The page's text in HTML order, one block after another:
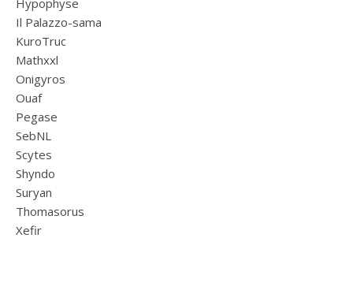
Hypophyse
Il Palazzo-sama
KuroTruc
Mathxxl
Onigyros
Ouaf
Pegase
SebNL
Scytes
Shyndo
Suryan
Thomasorus
Xefir